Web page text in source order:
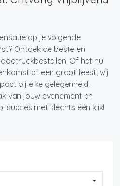
op je volgende
Ontdek de beste en
Of het nu
of een groot feest, wij
bij elke gelegenheid.
van jouw evenement en
succes met slechts één klik!